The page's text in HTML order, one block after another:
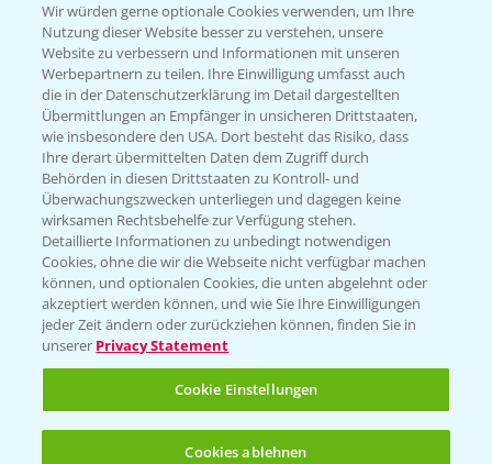
Hilfe in Notfällen
T.+49 (0)214/30-20220
Folgen Sie uns
Allgemeine Nutzungsbedingungen
Datenschutzerklärung
Wir würden gerne optionale Cookies verwenden, um Ihre
Nutzung dieser Website besser zu verstehen, unsere
Website zu verbessern und Informationen mit unseren
Werbepartnern zu teilen. Ihre Einwilligung umfasst auch
die in der Datenschutzerklärung im Detail dargestellten
Übermittlungen an Empfänger in unsicheren Drittstaaten,
wie insbesondere den USA. Dort besteht das Risiko, dass
Ihre derart übermittelten Daten dem Zugriff durch
Behörden in diesen Drittstaaten zu Kontroll- und
Überwachungszwecken unterliegen und dagegen keine
wirksamen Rechtsbehelfe zur Verfügung stehen.
Detaillierte Informationen zu unbedingt notwendigen
Cookies, ohne die wir die Webseite nicht verfügbar machen
können, und optionalen Cookies, die unten abgelehnt oder
akzeptiert werden können, und wie Sie Ihre Einwilligungen
jeder Zeit ändern oder zurückziehen können, finden Sie in
unserer Privacy Statement
Cookie Einstellungen
Cookies ablehnen